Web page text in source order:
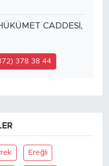
CADDESİ,
378 38 44
Ereğli